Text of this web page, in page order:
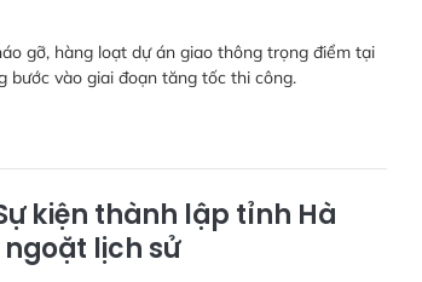
gỡ, hàng loạt dự án giao thông trọng điểm tại
bước vào giai đoạn tăng tốc thi công.
kiện thành lập tỉnh Hà
ngoặt lịch sử